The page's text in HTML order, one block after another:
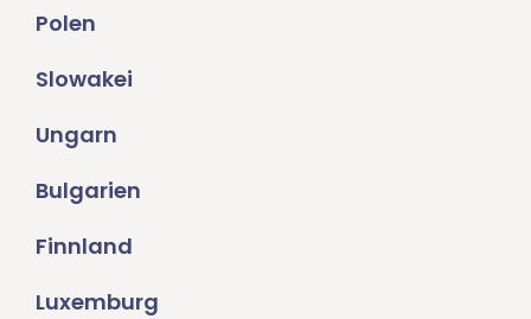
Polen
Slowakei
Ungarn
Bulgarien
Finnland
Luxemburg